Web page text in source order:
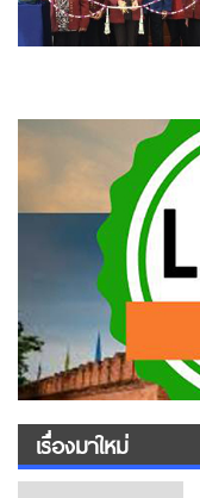
เรื่องมาใหม่